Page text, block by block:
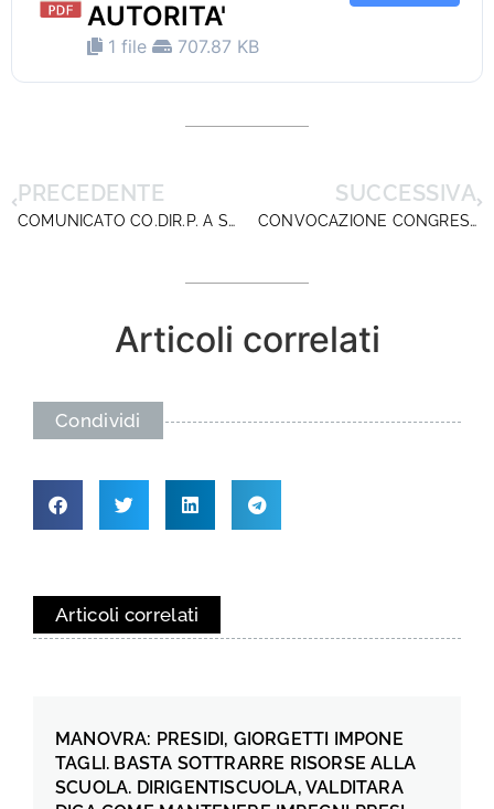
AUTORITA'
1 file 707.87 KB
PRECEDENTE
COMUNICATO CO.DIR.P. A SEGUITO DELL’INCONTRO DEL 28 NOVEMBRE U.S. CON IL MINISTRO MADIA.
SUCCESSIVA
CONVOCAZIONE CONGRESSO REGIONALE TOSCANA
Articoli correlati
Condividi
Articoli correlati
MANOVRA: PRESIDI, GIORGETTI IMPONE
TAGLI. BASTA SOTTRARRE RISORSE ALLA
SCUOLA. DIRIGENTISCUOLA, VALDITARA